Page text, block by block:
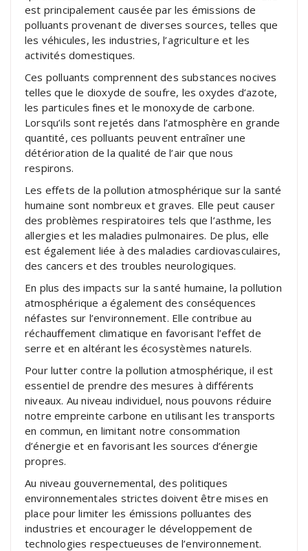
est principalement causée par les émissions de
polluants provenant de diverses sources, telles que
les véhicules, les industries, l’agriculture et les
activités domestiques.
Ces polluants comprennent des substances nocives
telles que le dioxyde de soufre, les oxydes d’azote,
les particules fines et le monoxyde de carbone.
Lorsqu’ils sont rejetés dans l’atmosphère en grande
quantité, ces polluants peuvent entraîner une
détérioration de la qualité de l’air que nous
respirons.
Les effets de la pollution atmosphérique sur la santé
humaine sont nombreux et graves. Elle peut causer
des problèmes respiratoires tels que l’asthme, les
allergies et les maladies pulmonaires. De plus, elle
est également liée à des maladies cardiovasculaires,
des cancers et des troubles neurologiques.
En plus des impacts sur la santé humaine, la pollution
atmosphérique a également des conséquences
néfastes sur l’environnement. Elle contribue au
réchauffement climatique en favorisant l’effet de
serre et en altérant les écosystèmes naturels.
Pour lutter contre la pollution atmosphérique, il est
essentiel de prendre des mesures à différents
niveaux. Au niveau individuel, nous pouvons réduire
notre empreinte carbone en utilisant les transports
en commun, en limitant notre consommation
d’énergie et en favorisant les sources d’énergie
propres.
Au niveau gouvernemental, des politiques
environnementales strictes doivent être mises en
place pour limiter les émissions polluantes des
industries et encourager le développement de
technologies respectueuses de l’environnement.